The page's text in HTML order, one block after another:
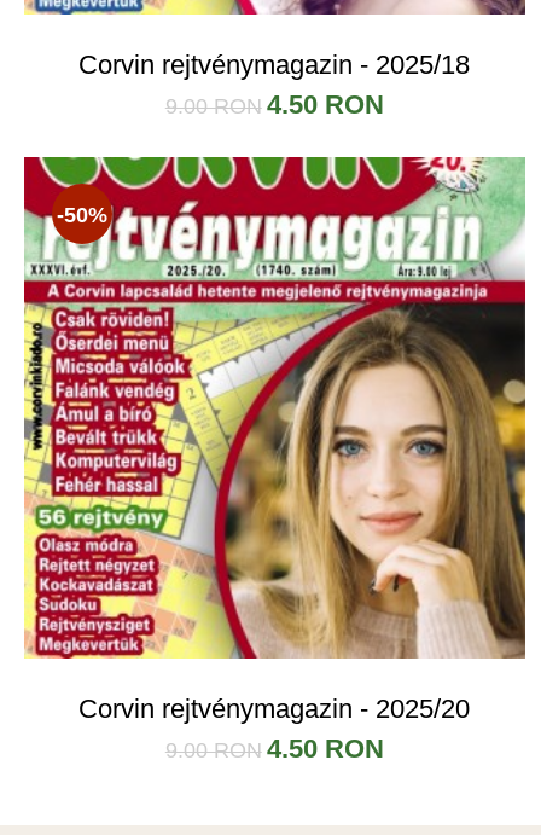
Corvin rejtvénymagazin - 2025/18
9.00 RON 4.50 RON
Corvin rejtvénymagazin - 2025/20
-50%
9.00 RON 4.50 RON